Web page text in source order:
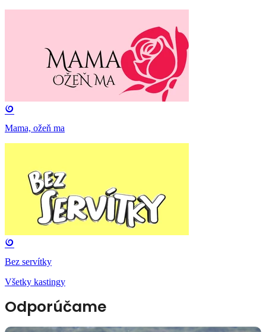
Mama, ožeň ma
Bez servítky
Všetky kastingy
Odporúčame